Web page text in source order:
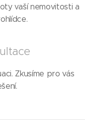
vaší nemovitosti a
Zkusíme pro vás